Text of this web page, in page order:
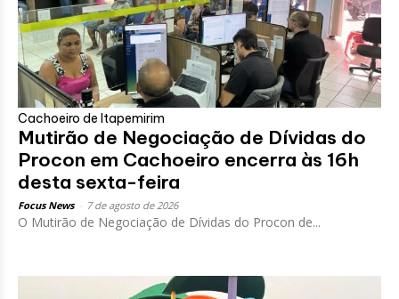
Cachoeiro de Itapemirim
Mutirão de Negociação de Dívidas do
Procon em Cachoeiro encerra às 16h
desta sexta-feira
Focus News 7 de agosto de 2026
O Mutirão de Negociação de Dívidas do Procon de...